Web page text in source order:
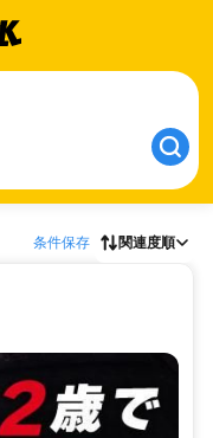
条件保存 関連度順